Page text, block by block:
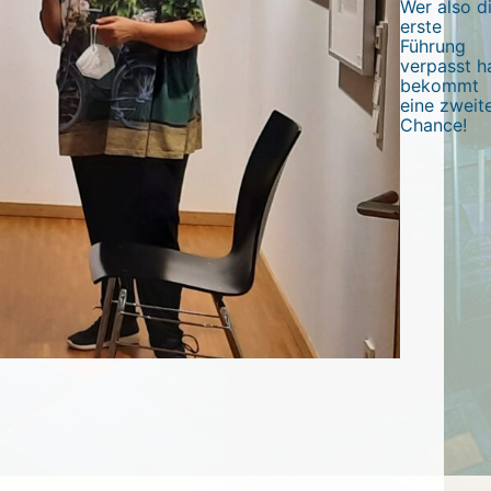
Wer also
erste
Führung
verpasst
bekommt
eine
Chance!